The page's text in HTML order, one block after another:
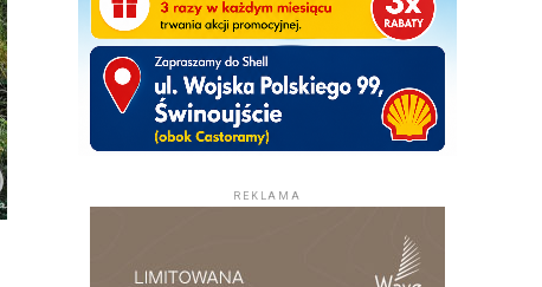
REKLAMA